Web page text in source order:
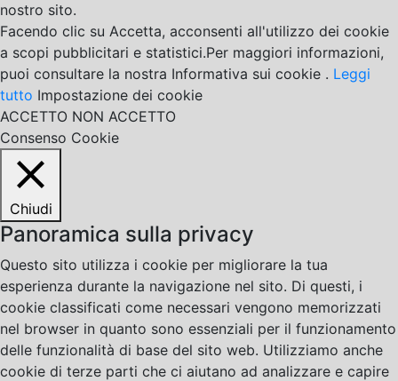
nostro sito.
Facendo clic su Accetta, acconsenti all'utilizzo dei cookie
a scopi pubblicitari e statistici.Per maggiori informazioni,
puoi consultare la nostra Informativa sui cookie . Leggi
tutto Impostazione dei cookie
ACCETTO NON ACCETTO
Consenso Cookie
Chiudi
Panoramica sulla privacy
Questo sito utilizza i cookie per migliorare la tua
esperienza durante la navigazione nel sito. Di questi, i
cookie classificati come necessari vengono memorizzati
nel browser in quanto sono essenziali per il funzionamento
delle funzionalità di base del sito web. Utilizziamo anche
cookie di terze parti che ci aiutano ad analizzare e capire